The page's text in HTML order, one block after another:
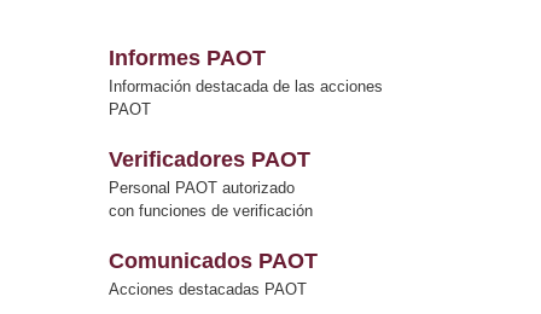
Informes PAOT
Información destacada de las acciones
PAOT
Verificadores PAOT
Personal PAOT autorizado
con funciones de verificación
Comunicados PAOT
Acciones destacadas PAOT